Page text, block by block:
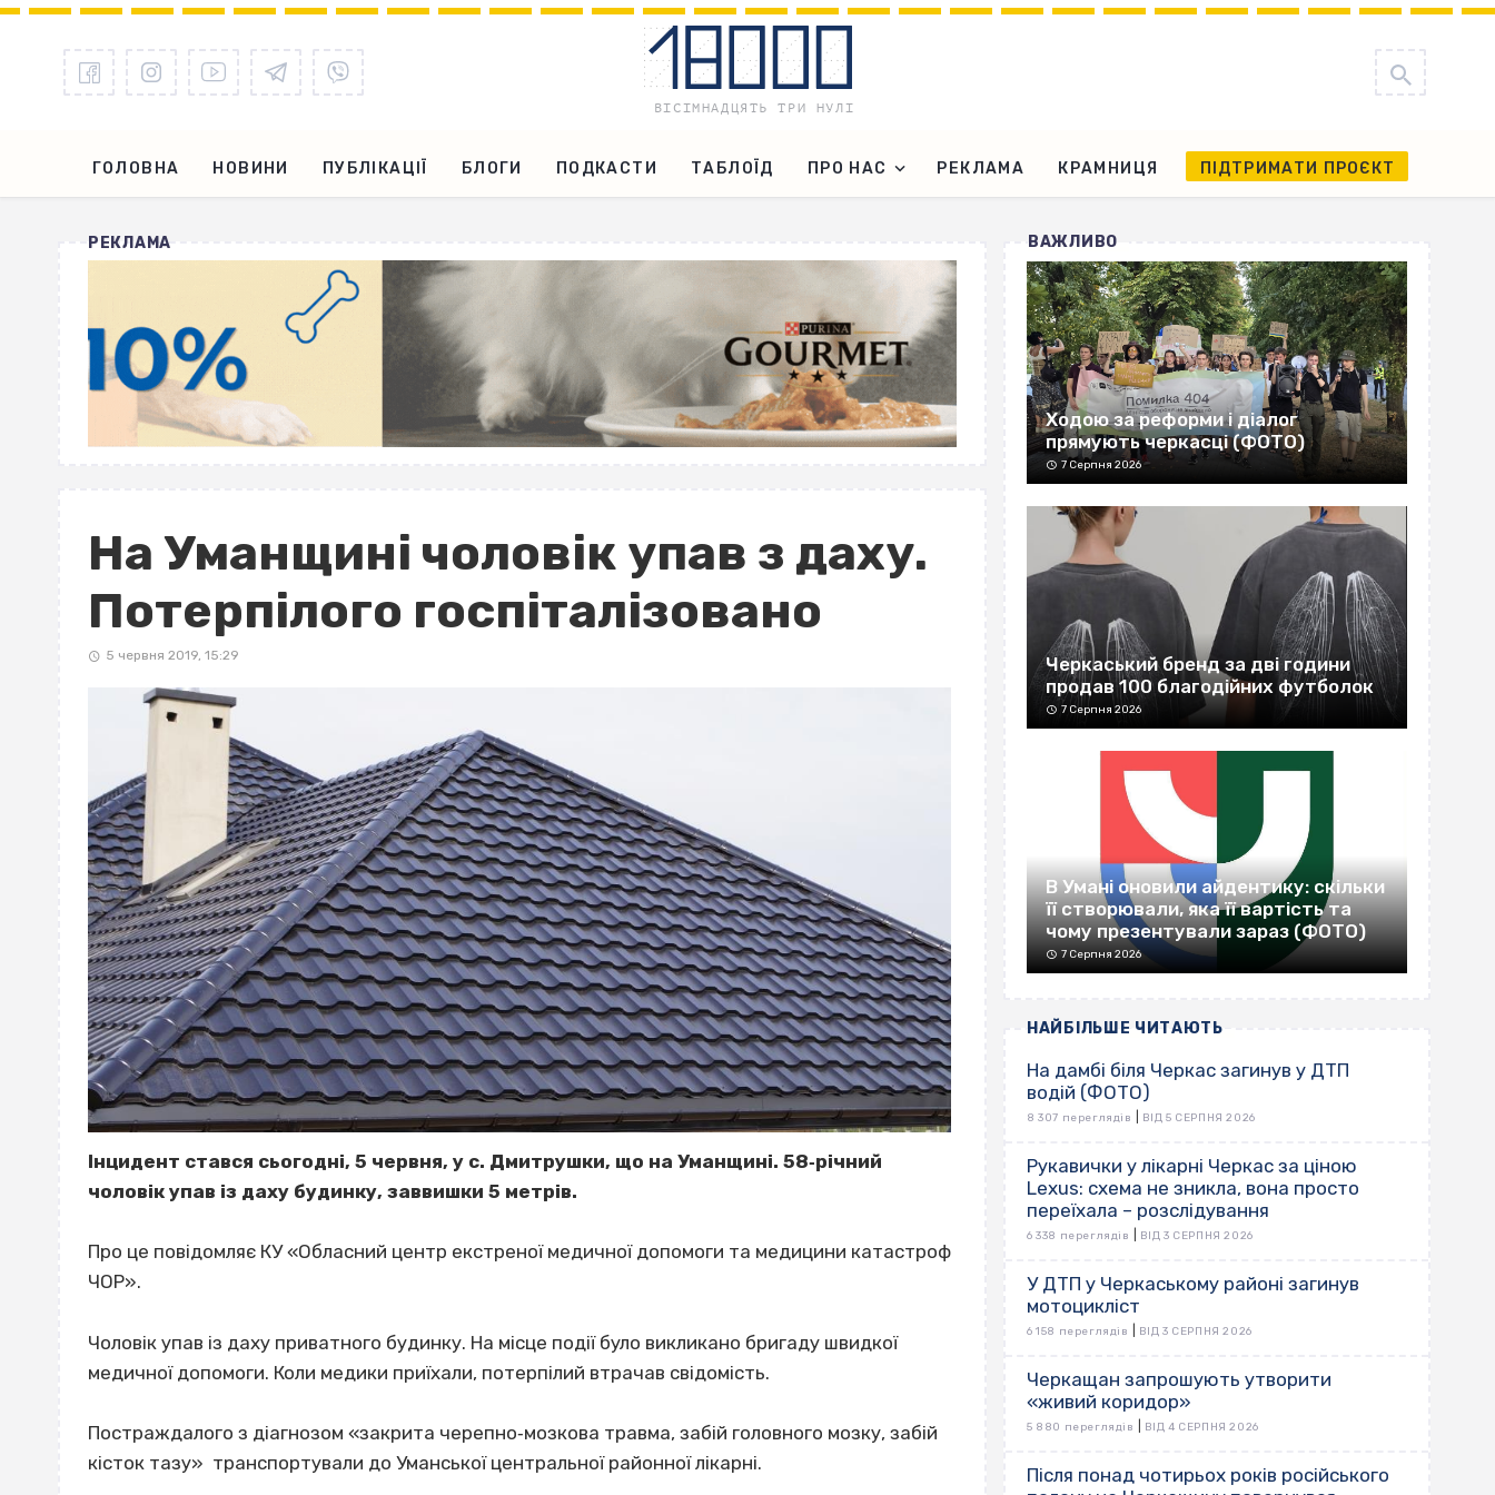
ГОЛОВНА НОВИНИ ПУБЛІКАЦІЇ БЛОГИ ПОДКАСТИ ТАБЛОЇД ПРО НАС РЕКЛАМА КРАМНИЦЯ ПІДТРИМАТИ ПРОЄКТ
РЕКЛАМА
На Уманщині чоловік упав з даху.
Потерпілого госпіталізовано
5 червня 2019, 15:29
Інцидент стався сьогодні, 5 червня, у с. Дмитрушки, що на Уманщині. 58‐річний
чоловік упав із даху будинку, заввишки 5 метрів.
Про це повідомляє КУ «Обласний центр екстреної медичної допомоги та медицини катастроф
ЧОР».
Чоловік упав із даху приватного будинку. На місце події було викликано бригаду швидкої
медичної допомоги. Коли медики приїхали, потерпілий втрачав свідомість.
Постраждалого з діагнозом «закрита черепно‐мозкова травма, забій головного мозку, забій
кісток тазу» транспортували до Уманської центральної районної лікарні.
ВАЖЛИВО
Ходою за реформи і діалог
прямують черкасці (ФОТО)
7 Серпня 2026
Черкаський бренд за дві години
продав 100 благодійних футболок
7 Серпня 2026
В Умані оновили айдентику: скільки
її створювали, яка її вартість та
чому презентували зараз (ФОТО)
7 Серпня 2026
НАЙБІЛЬШЕ ЧИТАЮТЬ
На дамбі біля Черкас загинув у ДТП
водій (ФОТО)
8 307 переглядів ВІД 5 СЕРПНЯ 2026
Рукавички у лікарні Черкас за ціною
Lexus: схема не зникла, вона просто
переїхала – розслідування
6 338 переглядів ВІД 3 СЕРПНЯ 2026
У ДТП у Черкаському районі загинув
мотоцикліст
6 158 переглядів ВІД 3 СЕРПНЯ 2026
Черкащан запрошують утворити
«живий коридор»
5 880 переглядів ВІД 4 СЕРПНЯ 2026
Після понад чотирьох років російського